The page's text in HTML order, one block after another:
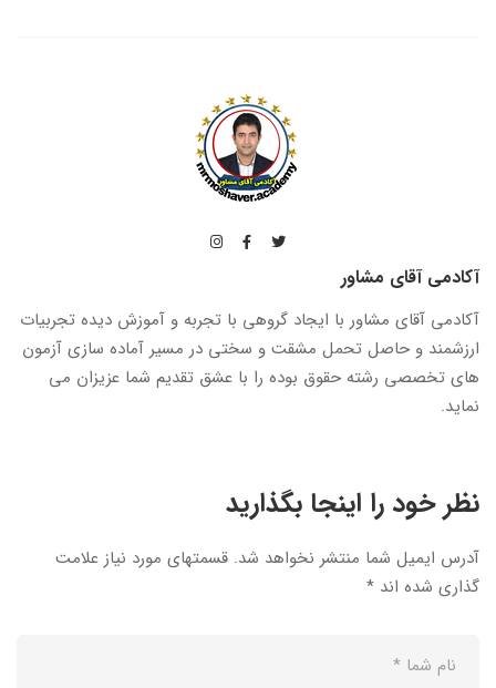
آکادمی آقای مشاور
آکادمی آقای مشاور با ایجاد گروهی با تجربه و آموزش دیده تجربیات
ارزشمند و حاصل تحمل مشقت و سختی در مسیر آماده سازی آزمون
های تخصصی رشته حقوق بوده را با عشق تقدیم شما عزیزان می
نماید.
نظر خود را اینجا بگذارید
آدرس ایمیل شما منتشر نخواهد شد. قسمتهای مورد نیاز علامت
گذاری شده اند *